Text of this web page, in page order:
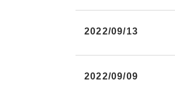
2022/09/13
2022/09/09